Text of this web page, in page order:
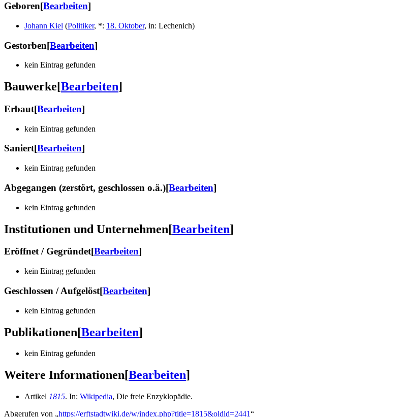
Geboren[Bearbeiten]
Johann Kiel (Politiker, *: 18. Oktober, in: Lechenich)
Gestorben[Bearbeiten]
kein Eintrag gefunden
Bauwerke[Bearbeiten]
Erbaut[Bearbeiten]
kein Eintrag gefunden
Saniert[Bearbeiten]
kein Eintrag gefunden
Abgegangen (zerstört, geschlossen o.ä.)[Bearbeiten]
kein Eintrag gefunden
Institutionen und Unternehmen[Bearbeiten]
Eröffnet / Gegründet[Bearbeiten]
kein Eintrag gefunden
Geschlossen / Aufgelöst[Bearbeiten]
kein Eintrag gefunden
Publikationen[Bearbeiten]
kein Eintrag gefunden
Weitere Informationen[Bearbeiten]
Artikel 1815. In: Wikipedia, Die freie Enzyklopädie.
Abgerufen von „https://erftstadtwiki.de/w/index.php?title=1815&oldid=2441“